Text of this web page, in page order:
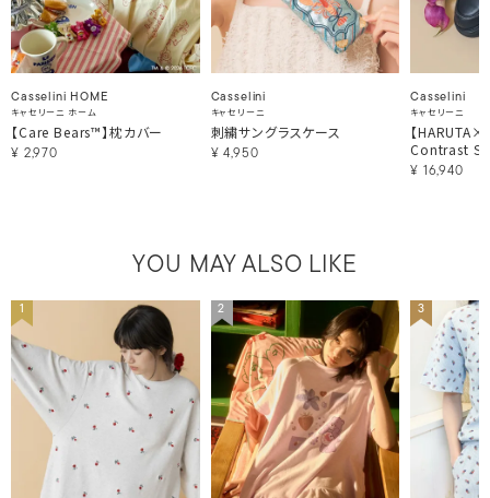
Casselini HOME
キャセリーニ ホーム
【Care Bears™】枕カバー
¥ 2,970
Casselini
キャセリーニ
刺繍サングラスケース
¥ 4,950
Casselini
キャセリーニ
【
Contrast
¥ 16,940
YOU MAY ALSO LIKE
1 2 3